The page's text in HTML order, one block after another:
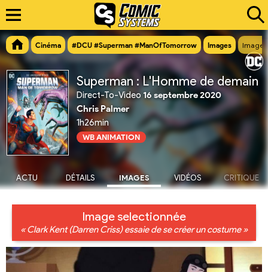
Cinéma #DCU #Superman #ManOfTomorrow Images Image
Superman : L'Homme de demain
Direct-To-Video 16 septembre 2020
Chris Palmer
1h26min
WB ANIMATION
ACTU DÉTAILS IMAGES VIDÉOS CRITIQUE
Image selectionnée
« Clark Kent (Darren Criss) essaie de se créer un costume »